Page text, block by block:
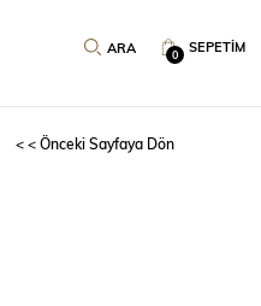
SEPETIM
0
< < Önceki Sayfaya Dön